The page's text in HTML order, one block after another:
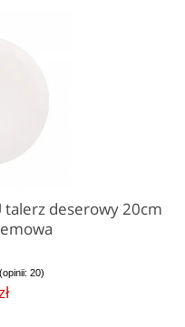
talerz deserowy 20cm
20)